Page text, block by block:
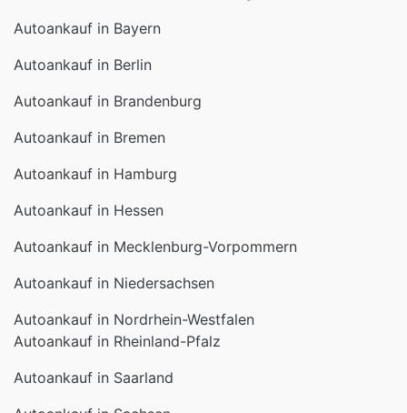
Autoankauf in Bayern
Autoankauf in Berlin
Autoankauf in Brandenburg
Autoankauf in Bremen
Autoankauf in Hamburg
Autoankauf in Hessen
Autoankauf in Mecklenburg-Vorpommern
Autoankauf in Niedersachsen
Autoankauf in Nordrhein-Westfalen
Autoankauf in Rheinland-Pfalz
Autoankauf in Saarland